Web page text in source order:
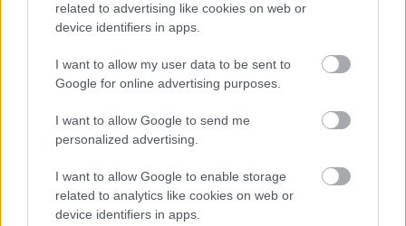
related to advertising like cookies on web or
device identifiers in apps.
I want to allow my user data to be sent to
Google for online advertising purposes.
I want to allow Google to send me
personalized advertising.
I want to allow Google to enable storage
related to analytics like cookies on web or
device identifiers in apps.
12. „Vásárlás közben találtam ezt a limonádéreklámot.”